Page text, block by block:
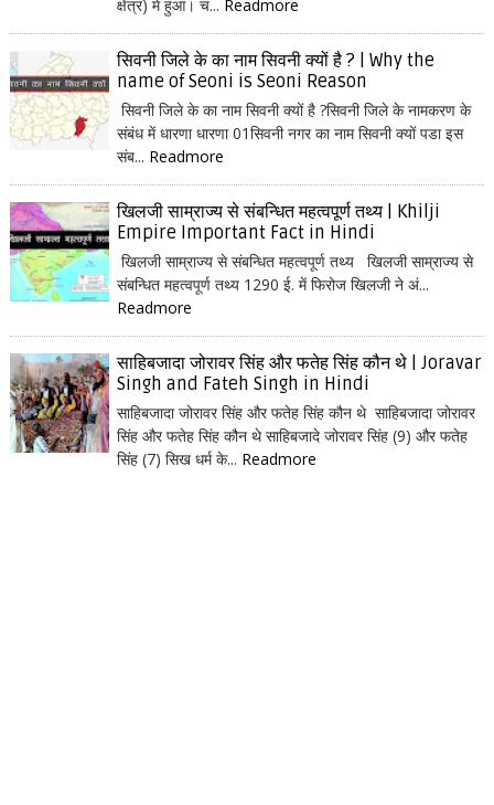
क्षेत्र) में हुआ। च... Readmore
सिवनी जिले के का नाम सिवनी क्यों है ? | Why the
name of Seoni is Seoni Reason
सिवनी जिले के का नाम सिवनी क्यों है ?सिवनी जिले के नामकरण के
संबंध में धारणा धारणा 01सिवनी नगर का नाम सिवनी क्यों पडा इस
संब... Readmore
खिलजी साम्राज्य से संबन्धित महत्वपूर्ण तथ्य | Khilji
Empire Important Fact in Hindi
खिलजी साम्राज्य से संबन्धित महत्वपूर्ण तथ्य खिलजी साम्राज्य से
संबन्धित महत्वपूर्ण तथ्य 1290 ई. में फिरोज खिलजी ने अं...
Readmore
साहिबजादा जोरावर सिंह और फतेह सिंह कौन थे | Joravar
Singh and Fateh Singh in Hindi
साहिबजादा जोरावर सिंह और फतेह सिंह कौन थे साहिबजादा जोरावर
सिंह और फतेह सिंह कौन थे साहिबजादे जोरावर सिंह (9) और फतेह
सिंह (7) सिख धर्म के... Readmore